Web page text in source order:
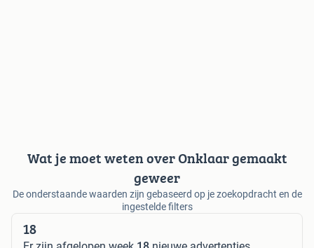
Wat je moet weten over Onklaar gemaakt
geweer
De onderstaande waarden zijn gebaseerd op je zoekopdracht en de
ingestelde filters
18